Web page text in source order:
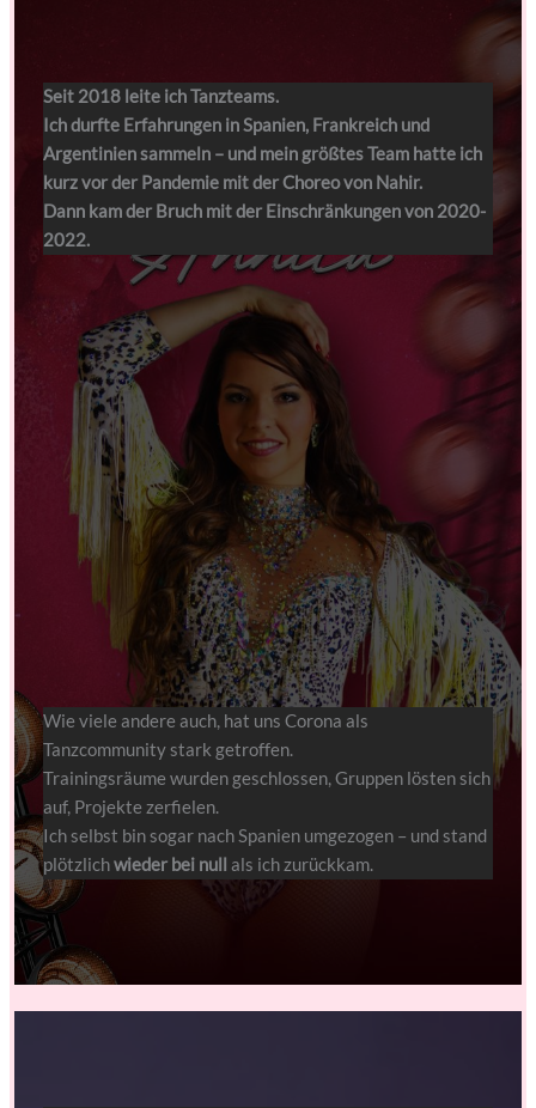
Seit 2018 leite ich Tanzteams.
Ich durfte Erfahrungen in Spanien, Frankreich und
Argentinien sammeln – und mein größtes Team hatte ich
kurz vor der Pandemie mit der Choreo von Nahir.
Dann kam der Bruch mit der Einschränkungen von 2020-
2022.
Wie viele andere auch, hat uns Corona als
Tanzcommunity stark getroffen.
Trainingsräume wurden geschlossen, Gruppen lösten sich
auf, Projekte zerfielen.
Ich selbst bin sogar nach Spanien umgezogen – und stand
plötzlichwieder bei null als ich zurückkam.